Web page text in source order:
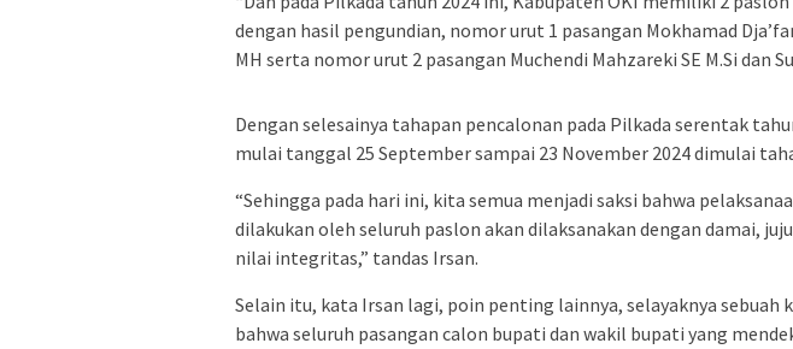
dengan hasil pengundian, nomor urut 1 pasangan Mokhamad
MH serta nomor urut 2 pasangan Muchendi Mahzareki SE M.Si dan
Dengan selesainya tahapan pencalonan pada Pilkada serentak
mulai tanggal 25 September sampai 23 November 2024 dimulai
“Sehingga pada hari ini, kita semua menjadi saksi bahwa
dilakukan oleh seluruh paslon akan dilaksanakan dengan damai,
nilai integritas,” tandas Irsan.
Selain itu, kata Irsan lagi, poin penting lainnya, selayaknya sebuah
bahwa seluruh pasangan calon bupati dan wakil bupati yang